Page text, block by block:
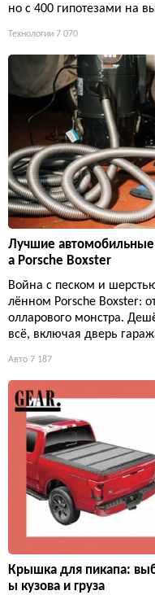
но с 400 гипотезами на
Технологии 7 070
Лучшие
а Porsche Boxster
Война с песком и
лённом Porsche Boxster:
олларового монстра.
всё, включая дверь
Авто 7 187
Крышка для пикапа:
ы кузова и груза